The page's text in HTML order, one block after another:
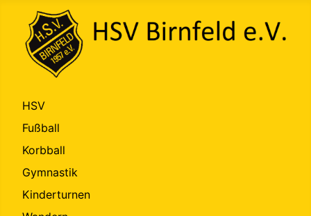
HSV
Fußball
Korbball
Gymnastik
Kinderturnen